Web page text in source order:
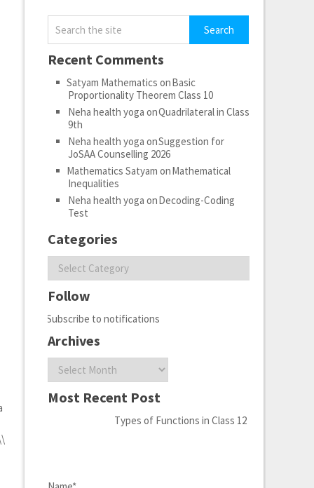
Recent Comments
Satyam Mathematics onBasic
Proportionality Theorem Class 10
Neha health yoga onQuadrilateral in Class
9th
Neha health yoga onSuggestion for
JoSAA Counselling 2026
Mathematics Satyam onMathematical
Inequalities
Neha health yoga onDecoding-Coding
Test
Categories
Categories
Follow
Subscribe to notifications
Archives
Archives
Most Recent Post
Types of Functions in Class 12